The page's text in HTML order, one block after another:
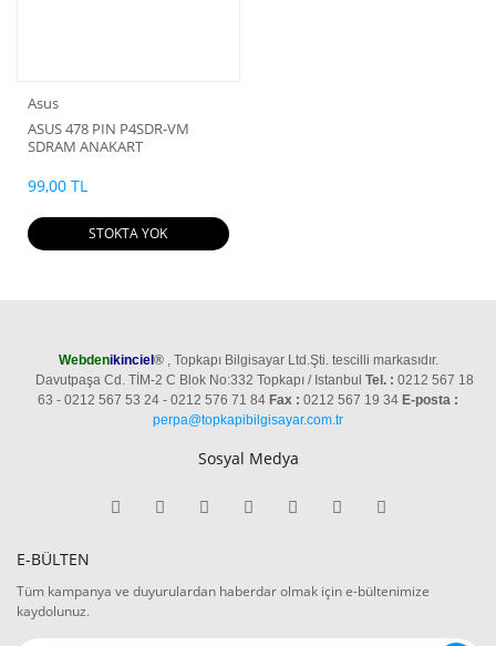
Asus
ASUS 478 PIN P4SDR-VM
SDRAM ANAKART
99,00 TL
STOKTA YOK
Webdenikinciel®, Topkapı Bilgisayar Ltd.Şti. tescilli markasıdır.
Davutpaşa Cd. TİM-2 C Blok No:332 Topkapı / Istanbul Tel. : 0212 567 18
63 - 0212 567 53 24 - 0212 576 71 84 Fax : 0212 567 19 34 E-posta :
perpa@topkapibilgisayar.com.tr
Sosyal Medya
E-BÜLTEN
Tüm kampanya ve duyurulardan haberdar olmak için e-bültenimize
kaydolunuz.